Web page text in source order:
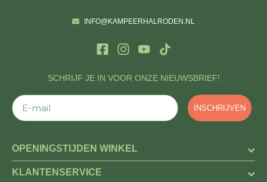
SCHRIJF JE IN VOOR ONZE NIEUWSBRIEF!
E-mail
INSCHRIJVEN
INFO@KAMPEERHALRODEN.NL
OPENINGSTIJDEN WINKEL
KLANTENSERVICE